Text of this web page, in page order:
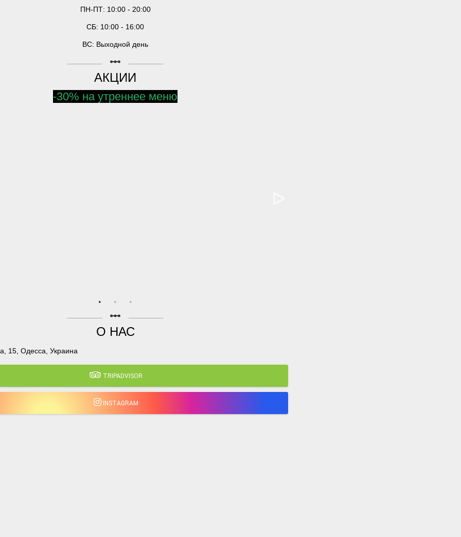
ПН-ПТ: 10:00 - 20:00
СБ: 10:00 - 16:00
ВС: Выходной день
linear_scale
АКЦИИ
-30% на утреннее меню
linear_scale
О НАС
15, Одесса, Украина
TRIPADVISOR
INSTAGRAM